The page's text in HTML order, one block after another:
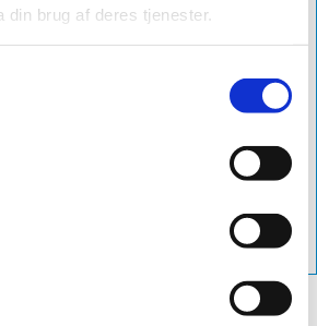
din brug af deres tjenester.
dage
stål inddækning til kip ø150